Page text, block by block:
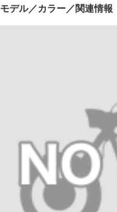
モデル／カラー／関連情報